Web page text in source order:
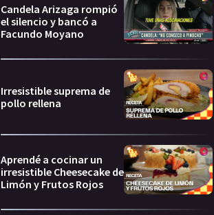
Candela Arizaga rompió
el silencio y bancó a
Facundo Moyano
Irresistible suprema de
pollo rellena
Aprendé a cocinar un
irresistible Cheesecake de
Limón y Frutos Rojos